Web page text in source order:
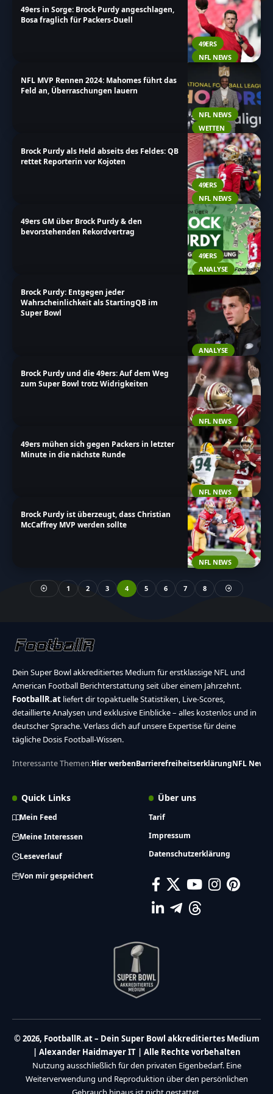
Laufenden über alles, was mit Brock Purdy zu tun
49ERS
NFL NEWS
49ers in Sorge: Brock Purdy angeschlagen,
Bosa fraglich für Packers-Duell
NFL NEWS
WETTEN
NFL MVP Rennen 2024: Mahomes führt das
Feld an, Überraschungen lauern
49ERS
NFL NEWS
Brock Purdy als Held abseits des Feldes: QB
rettet Reporterin vor Kojoten
49ERS
ANALYSE
49ers GM über Brock Purdy & den
bevorstehenden Rekordvertrag
ANALYSE
Brock Purdy: Entgegen jeder
Wahrscheinlichkeit als StartingQB im
Super Bowl
NFL NEWS
Brock Purdy und die 49ers: Auf dem Weg
zum Super Bowl trotz Widrigkeiten
NFL NEWS
49ers mühen sich gegen Packers in letzter
Minute in die nächste Runde
NFL NEWS
Brock Purdy ist überzeugt, dass Christian
McCaffrey MVP werden sollte
1 2 3 4 5 6 7 8
Dein Super Bowl akkreditiertes Medium für erstklassige NFL und
American Football Berichterstattung seit über einem Jahrzehnt.
FootballR.at liefert dir topaktuelle Statistiken, Live-Scores,
detaillierte Analysen und exklusive Einblicke – alles kostenlos und in
deutscher Sprache. Verlass dich auf unsere Expertise für deine
tägliche Dosis Football-Wissen.
Interessante Themen:Hier werbenBarrierefreiheitserklärungNFL News
Quick Links
Mein Feed
Meine Interessen
Leseverlauf
Von mir gespeichert
Über uns
Tarif
Impressum
Datenschutzerklärung
© 2026, FootballR.at – Dein Super Bowl akkreditiertes Medium
| Alexander Haidmayer IT | Alle Rechte vorbehalten
Nutzung ausschließlich für den privaten Eigenbedarf. Eine
Weiterverwendung und Reproduktion über den persönlichen